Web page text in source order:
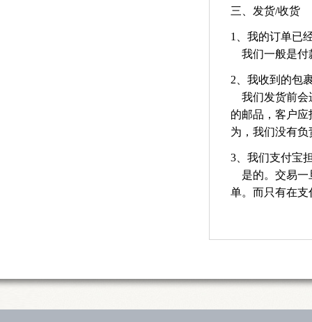
三、发货/收货
1、我的订单已
我们一般是付
2、我收到的包
我们发货前会
的邮品，客户
为，我们没有
3、我们支付宝
是的。交易一
单。而只有在